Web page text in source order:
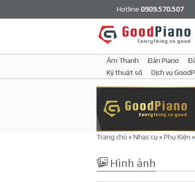
Hotline 0909.570.507
Âm Thanh Đàn Piano
Kỹ thuật số
Dịch vụ
Trang chủ »Nhạc cụ »Phụ Kiện »
Hình ảnh